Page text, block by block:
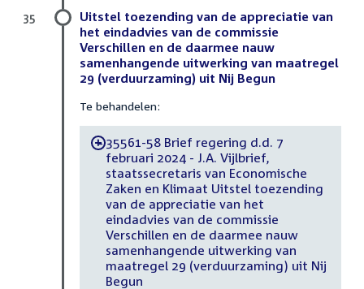
Uitstel toezending van de appreciatie van
het eindadvies van de commissie
Verschillen en de daarmee nauw
samenhangende uitwerking van maatregel
29 (verduurzaming) uit Nij Begun
Te behandelen:
-35561-58 Brief regering d.d. 7
februari 2024 - J.A. Vijlbrief,
staatssecretaris van Economische
Zaken en Klimaat Uitstel toezending
van de appreciatie van het
eindadvies van de commissie
Verschillen en de daarmee nauw
samenhangende uitwerking van
maatregel 29 (verduurzaming) uit Nij
Begun
35